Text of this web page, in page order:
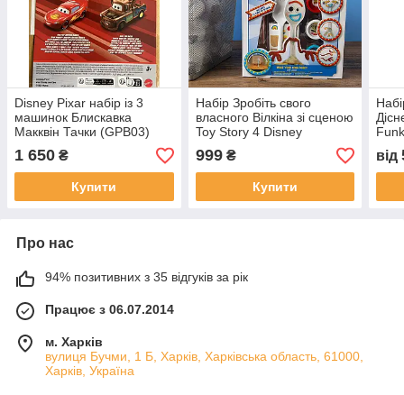
Disney Pixar набір із 3
машинок Блискавка
Макквін Тачки (GPB03)
1 650 ₴
Купити
Набір Зробіть свого
власного Вілкіна зі сценою
Toy Story 4 Disney
999₴
Купити
від
Про нас
94% позитивних з 35 відгуків за рік
Працює з 06.07.2014
м. Харків
вулиця Бучми, 1 Б, Харків, Харківська область, 61000,
Харків, Україна